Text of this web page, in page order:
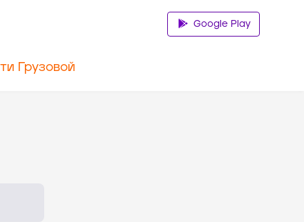
Google Play
Грузовой